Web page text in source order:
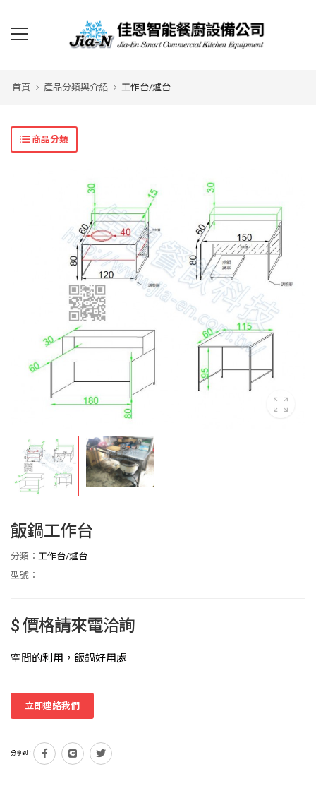
首頁 產品分類與介紹 工作台/爐台
商品分類
飯鍋工作台
分類： 工作台/爐台
型號：
$ 價格請來電洽詢
空間的利用，飯鍋好用處
立即連絡我們
分享到：